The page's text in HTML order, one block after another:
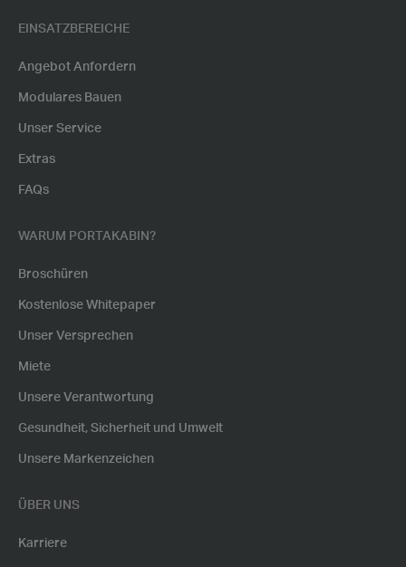
EINSATZBEREICHE
Angebot Anfordern
Modulares Bauen
Unser Service
Extras
FAQs
WARUM PORTAKABIN?
Broschüren
Kostenlose Whitepaper
Unser Versprechen
Miete
Unsere Verantwortung
Gesundheit, Sicherheit und Umwelt
Unsere Markenzeichen
ÜBER UNS
Karriere